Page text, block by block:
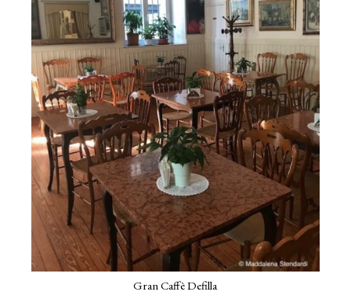
Gran Caffè Defilla